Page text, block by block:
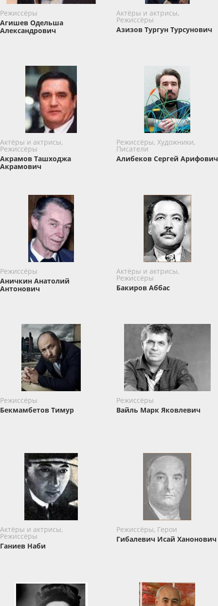
Режиссёры
Агишев Одельша
Александрович
Актёры и актрисы,
Режиссёры
Азизов Тургун Турсунович
Актёры и актрисы,
Режиссёры
Акрамов Ташходжа
Акрамович
Режиссёры, Художники,
Писатели
Алибеков Сергей Арифович
Режиссёры
Аничкин Анатолий
Антонович
Актёры и актрисы,
Режиссёры
Бакиров Аббас
Режиссёры
Бекмамбетов Тимур
Режиссёры
Вайль ​Марк Яковлевич
Актёры и актрисы,
Режиссёры
Ганиев Наби
Режиссёры, Герои
Гибалевич Исай Ханонович